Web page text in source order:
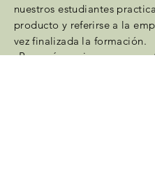
nuestros estudiantes
producto y referirse a la
vez finalizada la formación.
¿Por qué asociarse con